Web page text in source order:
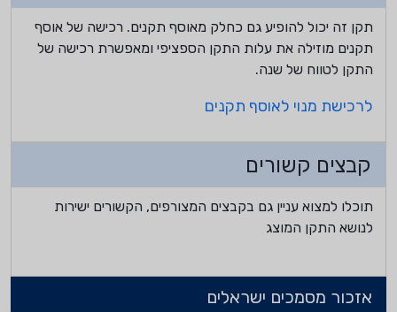
תקן זה יכול להופיע גם כחלק מאוסף תקנים. רכישה של אוסף
תקנים מוזילה את עלות התקן הספציפי ומאפשרת רכישה של
התקן לטווח של שנה.
לרכישת מנוי לאוסף תקנים
קבצים קשורים
תוכלו למצוא עניין גם בקבצים המצורפים, הקשורים ישירות
לנושא התקן המוצג
אזכור מסמכים ישראלים